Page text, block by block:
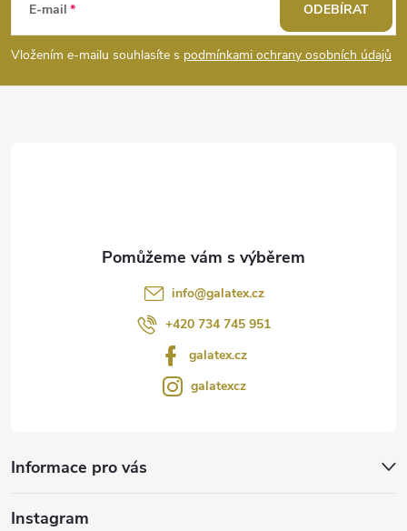
s
p
E-mail
Vložením e-mailu souhlasíte s podmínkami ochrany osobních údajů
ODEBÍRAT
info@galatex.cz
+420 734 745 951
galatex.cz
galatexcz
Informace pro vás
Instagram